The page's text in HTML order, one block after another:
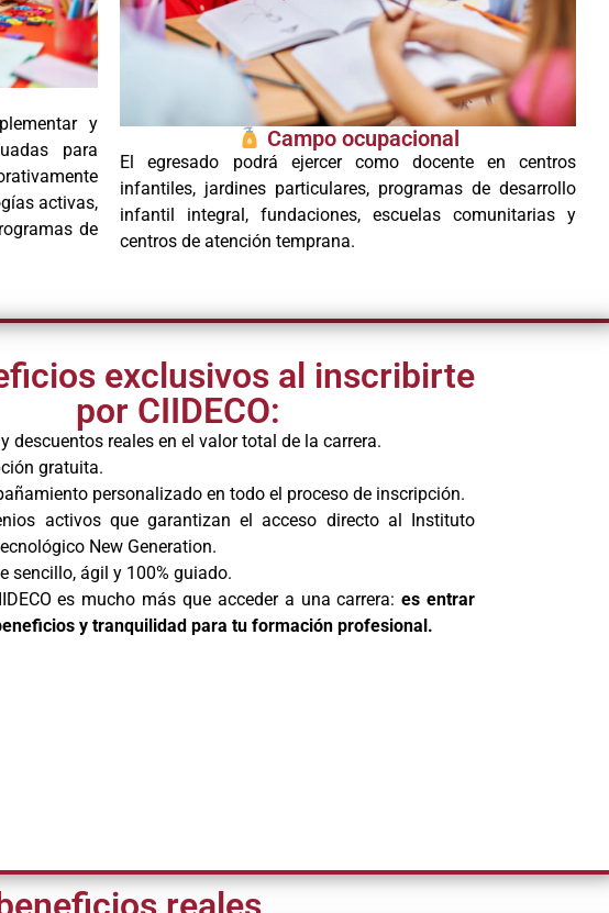
y
para
activas,
de
Campo ocupacional
El egresado podrá ejercer como docente en centros
infantiles, jardines particulares, programas de desarrollo
infantil integral, fundaciones, escuelas comunitarias y
centros de atención temprana.
exclusivos al inscribirte
por CIIDECO:
descuentos reales en el valor total de la carrera.
gratuita.
personalizado en todo el proceso de inscripción.
activos que garantizan el acceso directo al Instituto
New Generation.
sencillo, ágil y 100% guiado.
es mucho más que acceder a una carrera:es entrar
y tranquilidad para tu formación profesional.